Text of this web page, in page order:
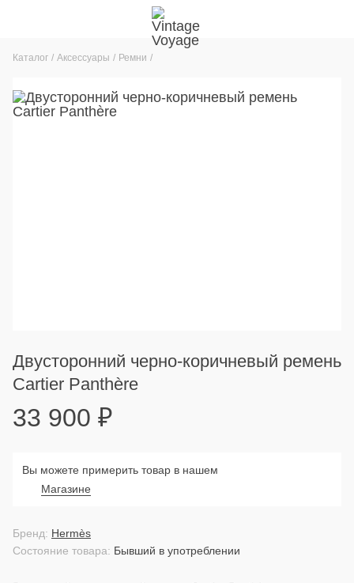
Каталог Аксессуары Ремни
Двусторонний черно-коричневый ремень
Cartier Panthère
33 900 ₽
Вы можете примерить товар в нашем
Магазине
Состояние товара: Бывший в употреблении
Бренд: Hermès